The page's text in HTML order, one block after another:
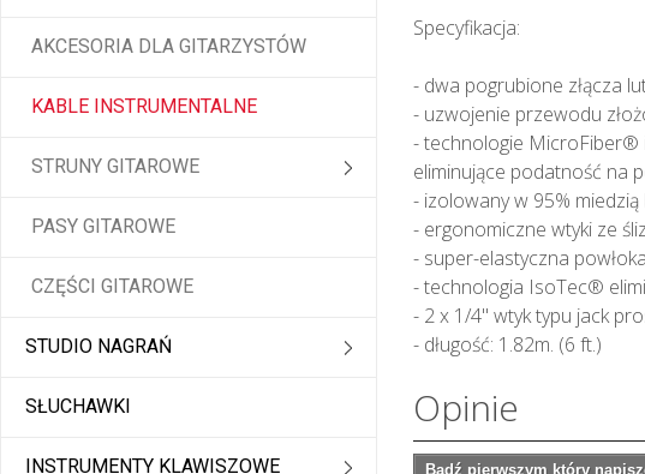
AKCESORIA DLA GITARZYSTÓW
KABLE INSTRUMENTALNE
STRUNY GITAROWE
PASY GITAROWE
CZĘŚCI GITAROWE
STUDIO NAGRAŃ
SŁUCHAWKI
INSTRUMENTY KLAWISZOWE
Specyfikacja:
- dwa pogrubione złącza
- uzwojenie przewodu
- technologie MicroFiber®
eliminujące podatność na
- izolowany w 95%
- ergonomiczne wtyki ze
- super-elastyczna
- technologia IsoTec®
- 2 x 1/4" wtyk typu jack
- długość: 1.82m. (6 ft.)
Opinie
Bądź pierwszym który